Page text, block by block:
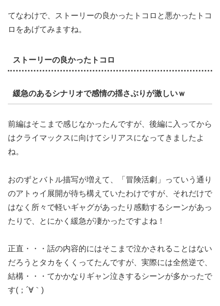
てなわけで、ストーリーの良かったトコロと悪かったトコ
ロをあげてみますね。
ストーリーの良かったトコロ
緩急のあるシナリオで感情の揺さぶりが激しいｗ
前編はそこまで感じなかったんですが、後編に入ってから
はクライマックスに向けてシリアスになってきましたよ
ね。
おのずとバトル描写が増えて、「冒険活劇」っていう通り
のアトゥイ展開が待ち構えていたわけですが、それだけで
はなく所々で軽いギャグがあったり感動するシーンがあっ
たりで、とにかく緩急が凄かったですよね！
正直・・・話の内容的にはそこまで泣かされることはない
だろうとタカをくくってたんですが、実際には全然逆で、
結構・・・てかかなりギャン泣きするシーンが多かったで
す(；´∀｀)